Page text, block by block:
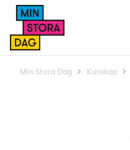
Min Stora Dag Kunskap